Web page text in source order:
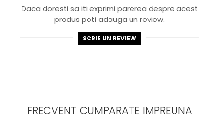
Daca doresti sa iti exprimi parerea despre acest
produs poti adauga un review.
SCRIE UN REVIEW
FRECVENT CUMPARATE IMPREUNA